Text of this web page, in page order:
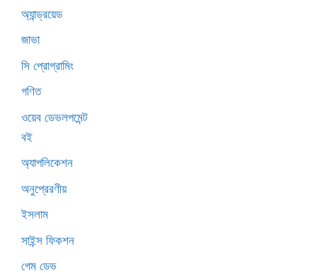
অ্যান্ড্রয়েড
জাভা
সি প্রোগ্রামিং
গণিত
ওয়েব ডেভলপমেন্ট
বই
অ্যাপলিকেশন
অনুপ্রেরণীয়
ইসলাম
সাইন্স ফিকশন
গেম ডেভ